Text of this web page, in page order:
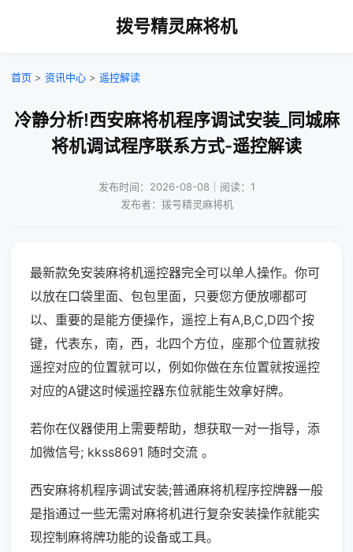
拨号精灵麻将机
首页 > 资讯中心 > 遥控解读
冷静分析!西安麻将机程序调试安装_同城麻
将机调试程序联系方式-遥控解读
发布时间：2026-08-08｜阅读：1
发布者：拨号精灵麻将机
最新款免安装麻将机遥控器完全可以单人操作。你可
以放在口袋里面、包包里面，只要您方便放哪都可
以、重要的是能方便操作，遥控上有A,B,C,D四个按
键，代表东，南，西，北四个方位，座那个位置就按
遥控对应的位置就可以，例如你做在东位置就按遥控
对应的A键这时候遥控器东位就能生效拿好牌。
若你在仪器使用上需要帮助，想获取一对一指导，添
加微信号; kkss8691 随时交流 。
西安麻将机程序调试安装;普通麻将机程序控牌器一般
是指通过一些无需对麻将机进行复杂安装操作就能实
现控制麻将牌功能的设备或工具。